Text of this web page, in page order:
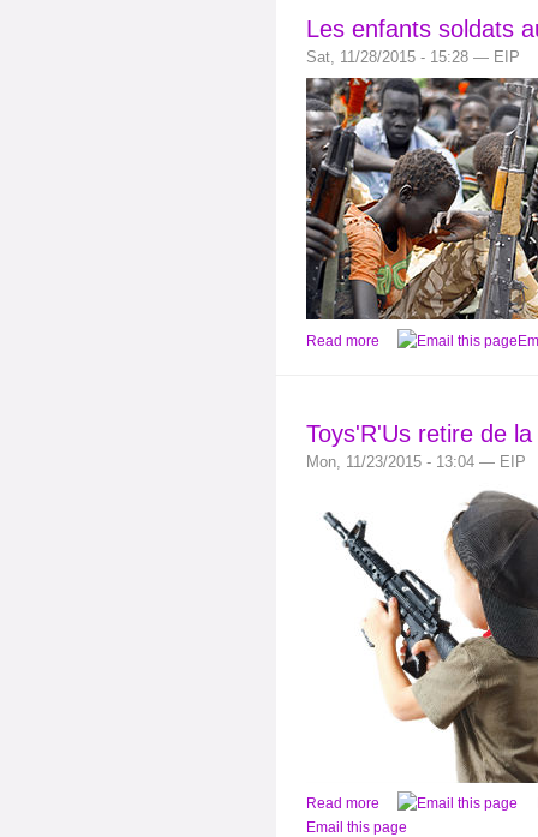
Les enfants soldats
Sat, 11/28/2015 - 15:28 — EIP
Read more
Toys'R'Us retire de
Mon, 11/23/2015 - 13:04 — EIP
Read more
Email this page